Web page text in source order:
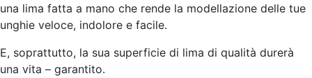
una lima fatta a mano che rende la modellazione delle tue
unghie veloce, indolore e facile.
E, soprattutto, la sua superficie di lima di qualità durerà
una vita – garantito.